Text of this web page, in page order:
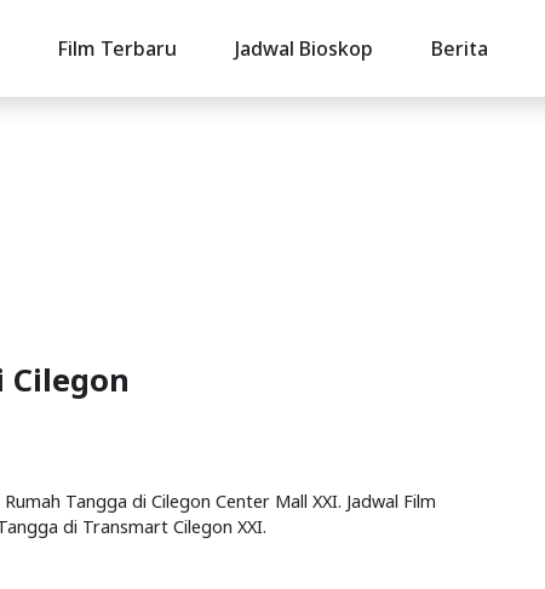
Film Terbaru Jadwal Bioskop Berita
Cilegon
Tangga di Cilegon Center Mall XXI. Jadwal Film
di Transmart Cilegon XXI.